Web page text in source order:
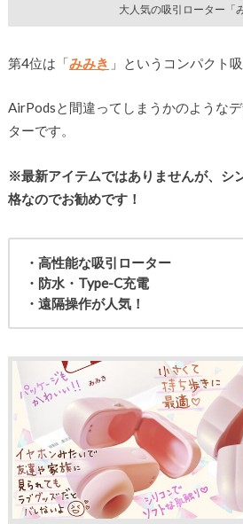
大人気の吸引ローター「
第4位は「みみき 」というコンパクト
AirPodsと間違ってしまうかのような
ターです。
※最新アイテムではありませんが、シ
格なのでお勧めです！
・高性能な吸引ローター
・防水・Type-C充電
・遠隔操作が人気！